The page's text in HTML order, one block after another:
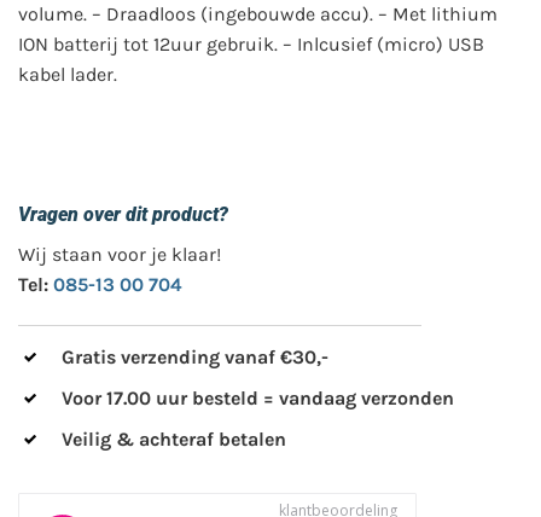
volume. – Draadloos (ingebouwde accu). – Met lithium
ION batterij tot 12uur gebruik. – Inlcusief (micro) USB
kabel lader.
Vragen over dit product?
Wij staan voor je klaar!
Tel: 085-13 00 704
Gratis verzending vanaf €30,-
Voor 17.00 uur besteld = vandaag verzonden
Veilig & achteraf betalen